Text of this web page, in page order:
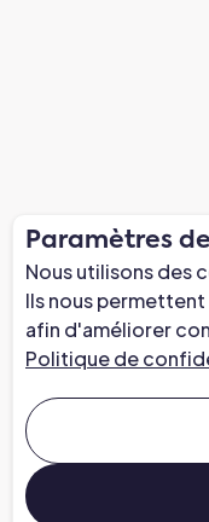
Paramètres
Nous utilisons des
Ils nous
afin d'améliorer
Politique de